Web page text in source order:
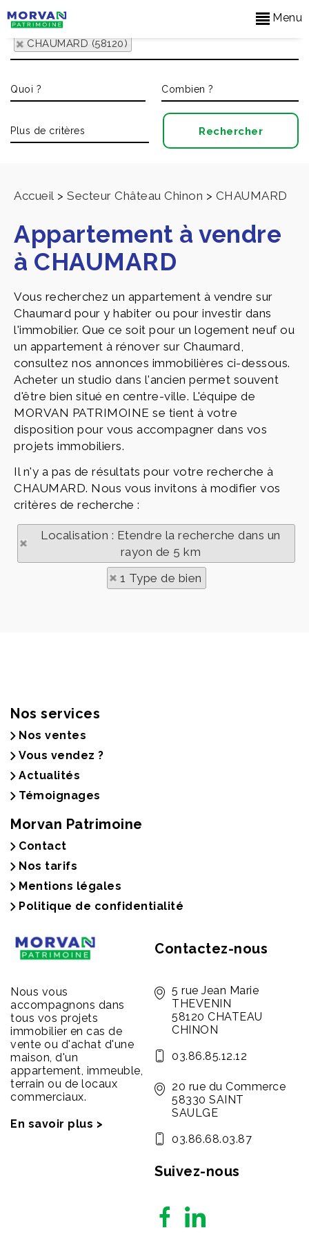
Menu
CHAUMARD (58120)
Accueil > Secteur Château Chinon > CHAUMARD
Appartement à vendre
à CHAUMARD
Vous recherchez un appartement à vendre sur
Chaumard pour y habiter ou pour investir dans
l'immobilier. Que ce soit pour un logement neuf ou
un appartement à rénover sur Chaumard,
consultez nos annonces immobilières ci-dessous.
Acheter un studio dans l'ancien permet souvent
d'être bien situé en centre-ville. L'équipe de
MORVAN PATRIMOINE se tient à votre
disposition pour vous accompagner dans vos
projets immobiliers.
Il n'y a pas de résultats pour votre recherche à
CHAUMARD. Nous vous invitons à modifier vos
critères de recherche :
Localisation : Etendre la recherche dans un
rayon de 5 km
1 Type de bien
Nos services
Nos ventes
Vous vendez ?
Actualités
Témoignages
Morvan Patrimoine
Contact
Nos tarifs
Mentions légales
Politique de confidentialité
Nous vous
accompagnons dans
tous vos projets
immobilier en cas de
vente ou d'achat d'une
maison, d'un
appartement, immeuble,
terrain ou de locaux
commerciaux.
En savoir plus >
Contactez-nous
5 rue Jean Marie
THEVENIN
58120 CHATEAU
CHINON
03.86.85.12.12
20 rue du Commerce
58330 SAINT
SAULGE
03.86.68.03.87
Suivez-nous